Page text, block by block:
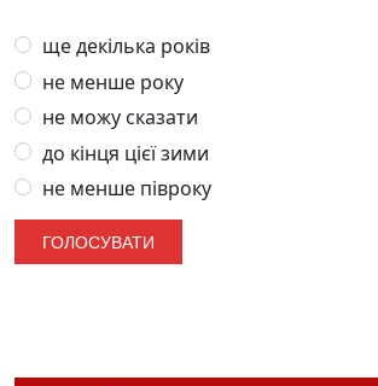
ще декілька років
не менше року
не можу сказати
до кінця цієї зими
не менше півроку